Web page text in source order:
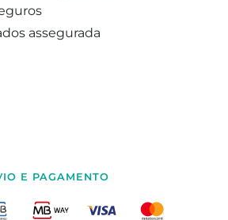
assegurada
E PAGAMENTO